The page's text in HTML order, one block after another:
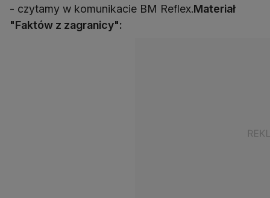
- czytamy w komunikacie BM Reflex.Materiał
"Faktów z zagranicy":